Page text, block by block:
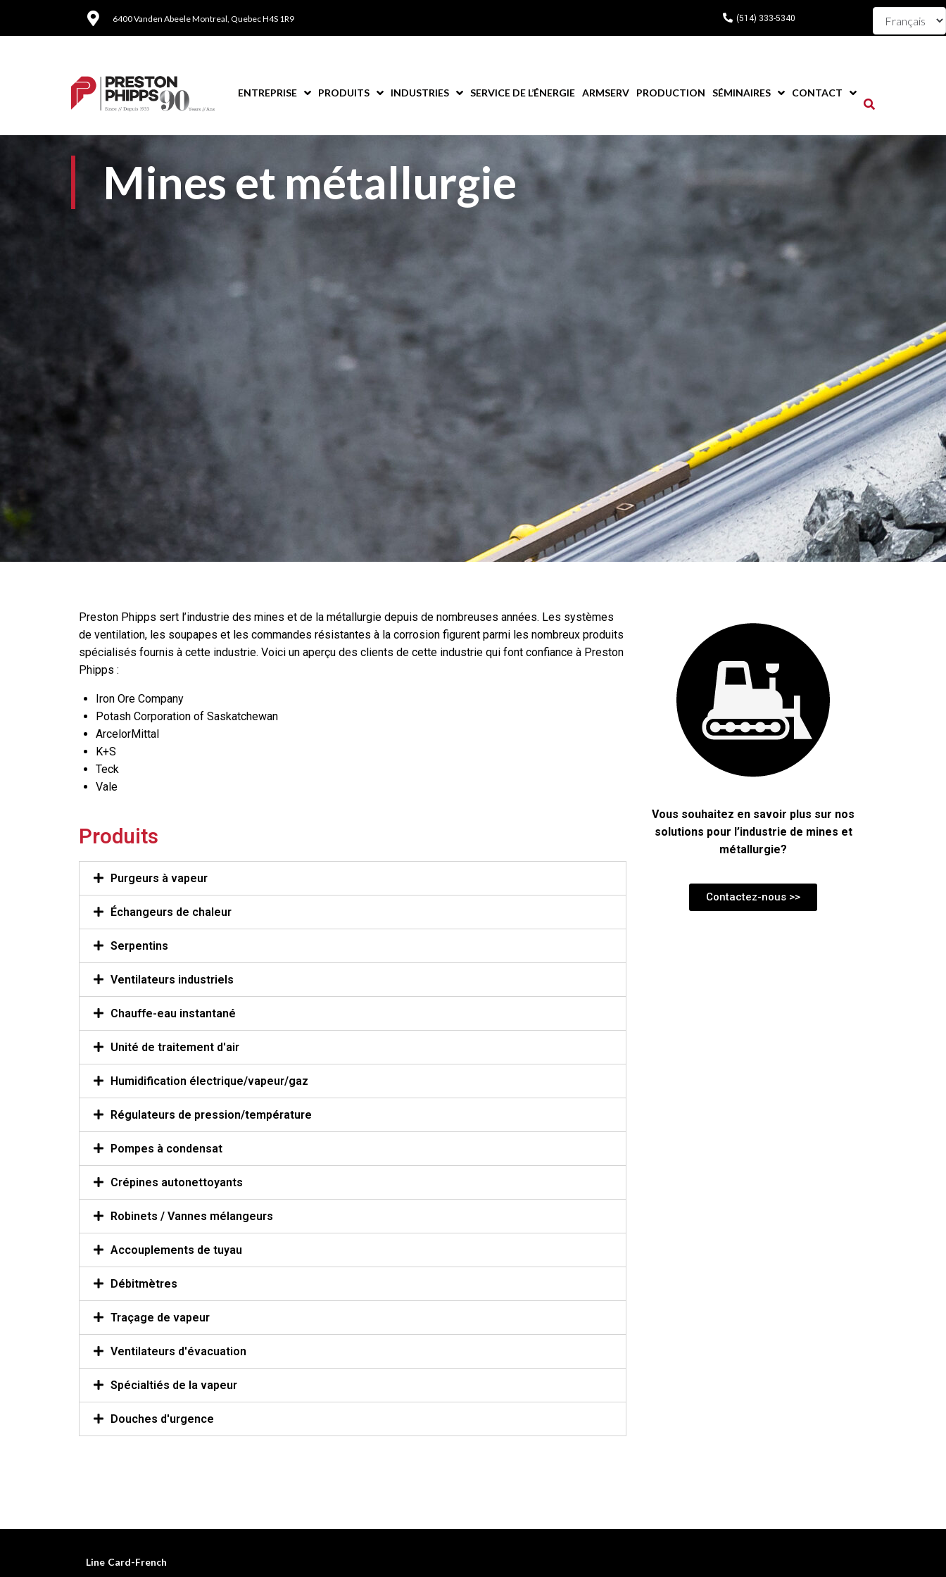
6400 Vanden Abeele Montreal, Quebec H4S 1R9 (514) 333-5340
ENTREPRISE PRODUITS INDUSTRIES SERVICE DE L’ÉNERGIE ARMSERV PRODUCTION SÉMINAIRES CONTACT
Mines et métallurgie
Preston Phipps sert l’industrie des mines et de la métallurgie depuis de nombreuses années. Les systèmes
de ventilation, les soupapes et les commandes résistantes à la corrosion figurent parmi les nombreux produits
spécialisés fournis à cette industrie. Voici un aperçu des clients de cette industrie qui font confiance à Preston
Phipps :
Iron Ore Company
Potash Corporation of Saskatchewan
ArcelorMittal
K+S
Teck
Vale
Produits
Purgeurs à vapeur
Échangeurs de chaleur
Serpentins
Ventilateurs industriels
Chauffe-eau instantané
Unité de traitement d'air
Humidification électrique/vapeur/gaz
Régulateurs de pression/température
Pompes à condensat
Crépines autonettoyants
Robinets / Vannes mélangeurs
Accouplements de tuyau
Débitmètres
Traçage de vapeur
Ventilateurs d'évacuation
Spécialtiés de la vapeur
Douches d'urgence
Vous souhaitez en savoir plus sur nos
solutions pour l’industrie de mines et
métallurgie?
Contactez-nous >>
Line Card-French